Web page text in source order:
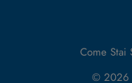
Come Stai
© 2026